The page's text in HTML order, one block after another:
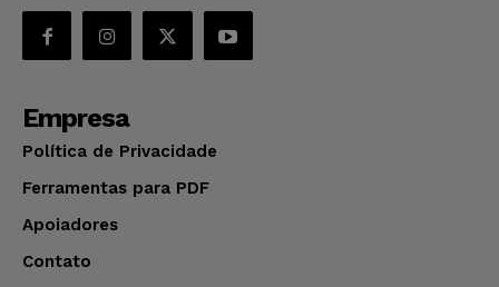
Empresa
Política de Privacidade
Ferramentas para PDF
Apoiadores
Contato